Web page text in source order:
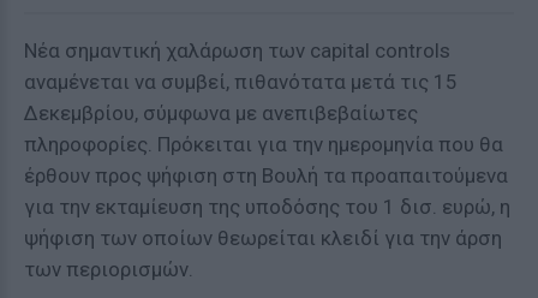
Νέα σημαντική χαλάρωση των capital controls
αναμένεται να συμβεί, πιθανότατα μετά τις 15
Δεκεμβρίου, σύμφωνα με ανεπιβεβαίωτες
πληροφορίες. Πρόκειται για την ημερομηνία που θα
έρθουν προς ψήφιση στη Βουλή τα προαπαιτούμενα
για την εκταμίευση της υποδόσης του 1 δισ. ευρώ, η
ψήφιση των οποίων θεωρείται κλειδί για την άρση
των περιορισμών.